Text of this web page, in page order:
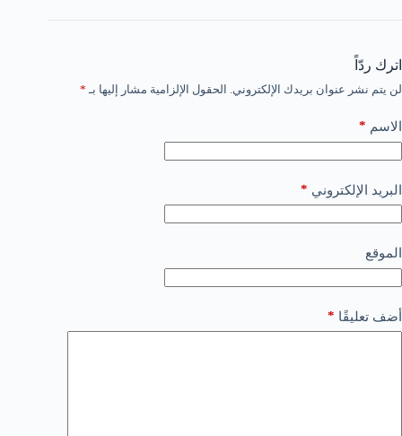
اترك ردّاً
لن يتم نشر عنوان بريدك الإلكتروني. الحقول الإلزامية مشار إليها بـ *
الاسم *
البريد الإلكتروني *
الموقع
أضف تعليقًا *